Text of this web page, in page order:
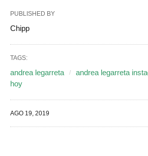
PUBLISHED BY
Chipp
TAGS:
andrea legarreta andrea legarreta
hoy
AGO 19, 2019